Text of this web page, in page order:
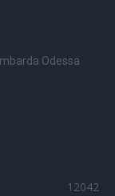
Odessa
12042